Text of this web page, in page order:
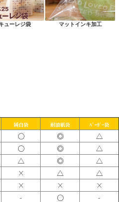
ューレジ袋 マットインキ加工
純白袋 耐油紙袋 ﾊﾞｰｶﾞｰ袋
〇 ◎ △
〇 ◎ △
△ ◎ △
× △ △
× × ×
- 〇 -